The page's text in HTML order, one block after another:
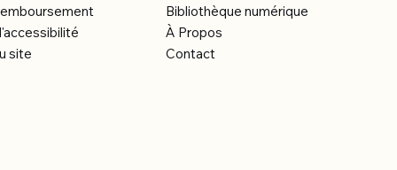
site
Bibliothèque numérique
À Propos
Contact